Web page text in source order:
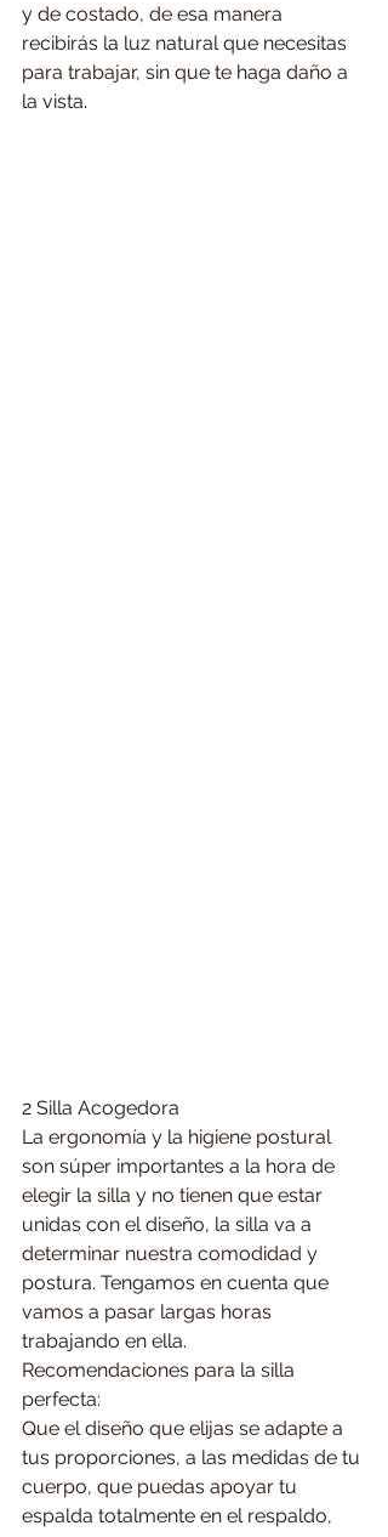
y de costado, de esa manera
recibirás la luz natural que necesitas
para trabajar, sin que te haga daño a
la vista.
2 Silla Acogedora
La ergonomía y la higiene postural
son súper importantes a la hora de
elegir la silla y no tienen que estar
unidas con el diseño, la silla va a
determinar nuestra comodidad y
postura. Tengamos en cuenta que
vamos a pasar largas horas
trabajando en ella.
Recomendaciones para la silla
perfecta:
Que el diseño que elijas se adapte a
tus proporciones, a las medidas de tu
cuerpo, que puedas apoyar tu
espalda totalmente en el respaldo,